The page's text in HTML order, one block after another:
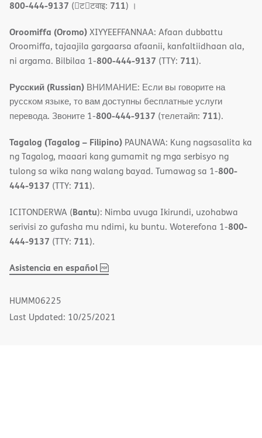
800-444-9137 (􀇑ट􀇑टवाइ: 711) ।
Oroomiffa (Oromo)XIYYEEFFANNAA: Afaan dubbattu
Oroomiffa, tajaajila gargaarsa afaanii, kanfaltiidhaan ala,
ni argama. Bilbilaa 1-800-444-9137 (TTY: 711).
Русский (Russian) ВНИМАНИЕ: Если вы говорите на
русском языке, то вам доступны бесплатные услуги
перевода. Звоните 1-800-444-9137 (телетайп: 711).
Tagalog (Tagalog – Filipino) PAUNAWA: Kung nagsasalita ka
ng Tagalog, maaari kang gumamit ng mga serbisyo ng
tulong sa wika nang walang bayad. Tumawag sa 1-800-
444-9137 (TTY: 711).
ICITONDERWA (Bantu): Nimba uvuga Ikirundi, uzohabwa
serivisi zo gufasha mu ndimi, ku buntu. Woterefona 1-800-
444-9137 (TTY: 711).
Asistencia en español,
(opens
HUMM06225
Last Updated: 10/25/2021